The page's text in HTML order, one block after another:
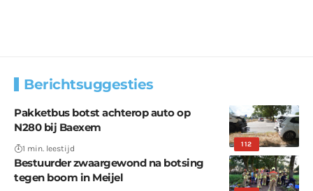
Berichtsuggesties
112
Pakketbus botst achterop auto op
N280 bij Baexem
1 min. leestijd
Bestuurder zwaargewond na botsing
tegen boom in Meijel